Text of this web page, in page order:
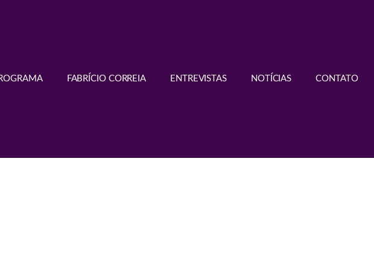
FABRÍCIO CORREIA ENTREVISTAS NOTÍCIAS CONTATO